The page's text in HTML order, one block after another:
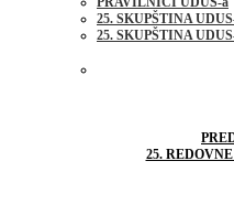
25. SKUPŠTINA
25. SKUPŠTINA
25.